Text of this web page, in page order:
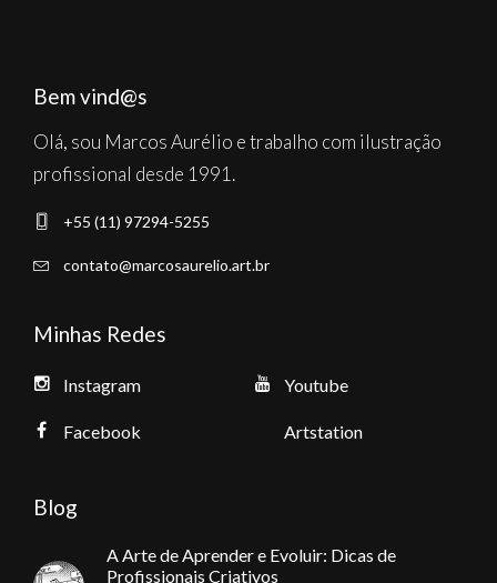
Bem vind@s
Olá, sou Marcos Aurélio e trabalho com ilustração
profissional desde 1991.
+55 (11) 97294-5255
contato@marcosaurelio.art.br
Minhas Redes
Instagram
Facebook
Youtube
Artstation
Blog
A Arte de Aprender e Evoluir: Dicas de
Profissionais Criativos